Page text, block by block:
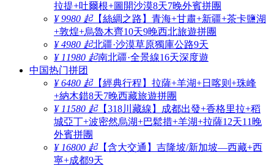
拉提+吐爾根+圖開沙漠8天7晚外賓拼團
¥ 9980 起【絲綢之路】青海+甘肅+新疆+茶卡鹽湖
+敦煌+烏魯木齊10天9晚西北旅遊拼團
¥ 4980 起北疆·沙漠草原獨庫公路9天
¥ 11980 起南北疆·全景線16天深度遊
中国热门拼团
¥ 6480 起【經典行程】拉薩+羊湖+日喀则+珠峰
+納木錯8天7晚西藏旅遊拼團
¥ 11580 起【318川藏線】成都出發+香格里拉+稻
城亞丁+波密然烏湖+巴鬆措+羊湖+拉薩12天11晚
外賓拼團
¥ 16800 起【含大交通】吉隆坡/新加坡—西藏+西
寧+成都9天